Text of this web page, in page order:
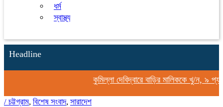
ধর্ম
স্বাস্থ্য
Headline
কুমিল্লা দেবিদ্বারে বাড়ির মালিককে খু/ন, ৯
/ চট্টগ্রাম, বিশেষ সংবাদ, সারাদেশ